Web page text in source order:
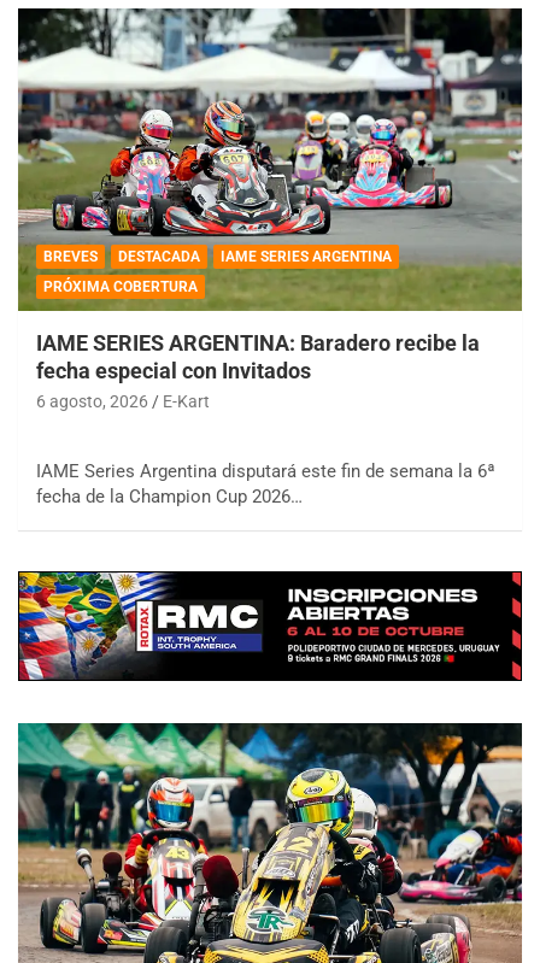
BREVES DESTACADA
IAME SERIES ARGENTINA
PRÓXIMA COBERTURA
IAME SERIES ARGENTINA: Baradero recibe la
fecha especial con Invitados
6 agosto, 2026 E-Kart
IAME Series Argentina disputará este fin de semana la 6ª
fecha de la Champion Cup 2026…